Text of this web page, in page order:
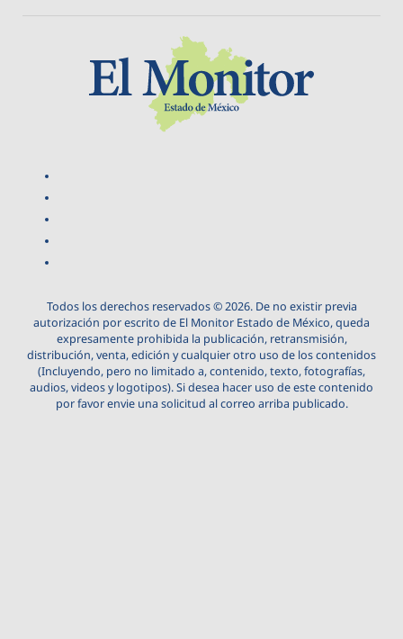
Todos los derechos reservados © 2026. De no existir previa
autorización por escrito de El Monitor Estado de México, queda
expresamente prohibida la publicación, retransmisión,
distribución, venta, edición y cualquier otro uso de los contenidos
(Incluyendo, pero no limitado a, contenido, texto, fotografías,
audios, videos y logotipos). Si desea hacer uso de este contenido
por favor envie una solicitud al correo arriba publicado.